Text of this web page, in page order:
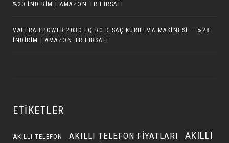
%20 İNDIRIM | AMAZON TR FIRSATI
VALERA EPOWER 2030 EQ RC D SAÇ KURUTMA MAKINESI — %28
İNDIRIM | AMAZON TR FIRSATI
ETIKETLER
AKILLI TELEFON AKILLI TELEFON FIYATLARI
AKILLI